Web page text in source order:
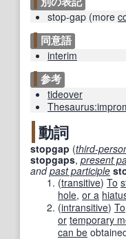
stop-gap (more
同意語
interim
参考
tideover
動詞
stopgap (third-
stopgaps, present
andpast participle
(transitive) To
hole, or a
(intransitive) To
or temporary
can be